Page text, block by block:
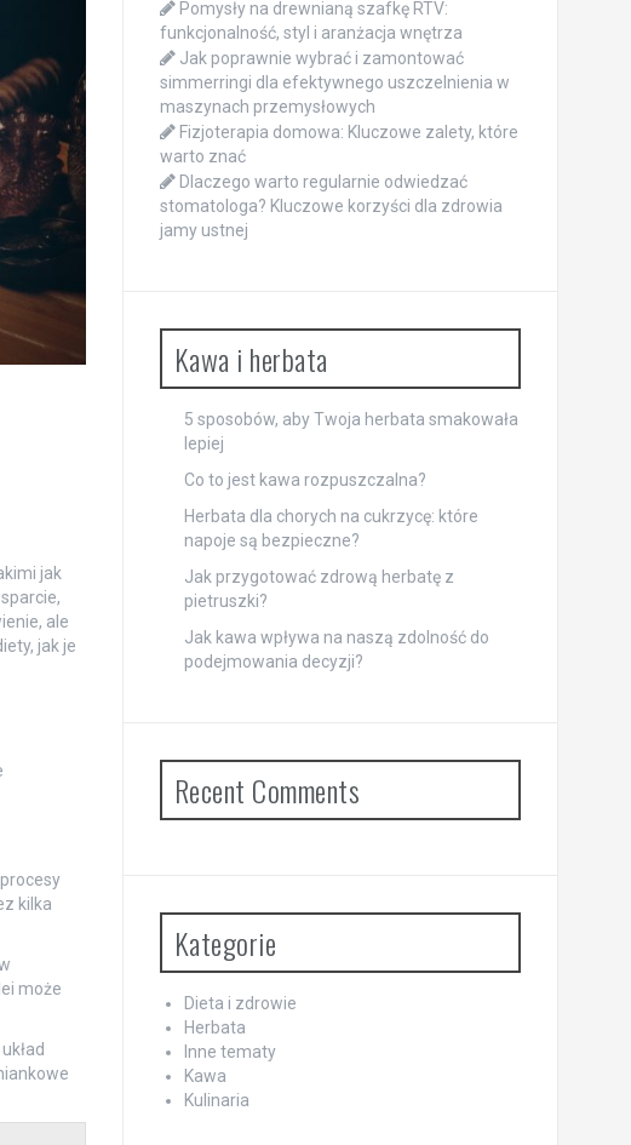
jak
ale
jak je
kilka
może
Pomysły na drewnianą szafkę RTV:
funkcjonalność, styl i aranżacja wnętrza
Jak poprawnie wybrać i zamontować
simmerringi dla efektywnego uszczelnienia w
maszynach przemysłowych
Fizjoterapia domowa: Kluczowe zalety, które
warto znać
Dlaczego warto regularnie odwiedzać
stomatologa? Kluczowe korzyści dla zdrowia
jamy ustnej
Kawa i herbata
5 sposobów, aby Twoja herbata smakowała
lepiej
Co to jest kawa rozpuszczalna?
Herbata dla chorych na cukrzycę: które
napoje są bezpieczne?
Jak przygotować zdrową herbatę z
pietruszki?
Jak kawa wpływa na naszą zdolność do
podejmowania decyzji?
Recent Comments
Kategorie
Dieta i zdrowie
Herbata
Inne tematy
Kawa
Kulinaria